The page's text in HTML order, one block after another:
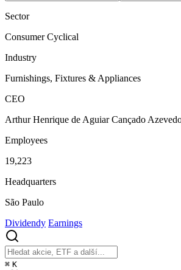
Sector
Consumer Cyclical
Industry
Furnishings, Fixtures & Appliances
CEO
Arthur Henrique de Aguiar Cançado
Employees
19,223
Headquarters
São Paulo
Dividendy Earnings
⌘ K